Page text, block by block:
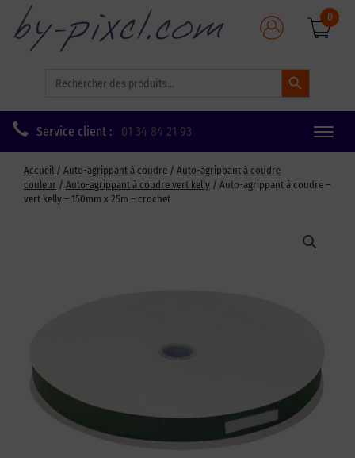
for:
Search Button
0
Service client : 01 34 84 21 93
Toggle
Accueil / Auto-agrippant à coudre / Auto-agrippant à coudre
couleur / Auto-agrippant à coudre vert kelly / Auto-agrippant à coudre –
vert kelly – 150mm x 25m – crochet